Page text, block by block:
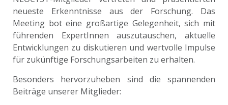
neueste Erkenntnisse aus der Forschung. Das
Meeting bot eine großartige Gelegenheit, sich mit
führenden ExpertInnen auszutauschen, aktuelle
Entwicklungen zu diskutieren und wertvolle Impulse
für zukünftige Forschungsarbeiten zu erhalten.
Besonders hervorzuheben sind die spannenden
Beiträge unserer Mitglieder: